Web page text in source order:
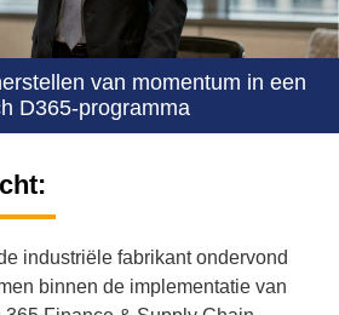
van momentum in een
D365-programma
industriële fabrikant ondervond
binnen de implementatie van